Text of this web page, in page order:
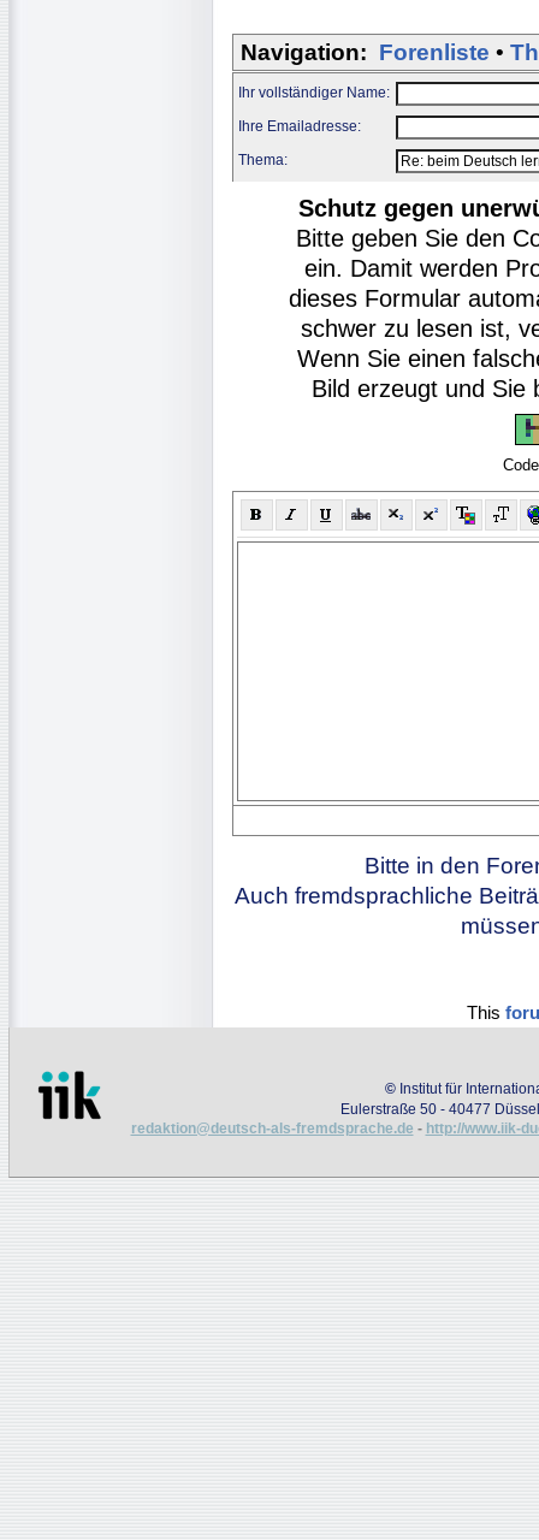
Navigation: Forenliste •
Ihr vollständiger Name:
Ihre Emailadresse:
Thema:
Schutz gegen
Bitte geben Sie den
ein. Damit werden
dieses Formular
schwer zu lesen ist,
Wenn Sie einen
Bild erzeugt und Sie
Bitte in den
Auch fremdsprachliche
This
© Institut für
Eulerstraße 50 - 40477
redaktion@deutsch-als-fremdsprache.de - http://www.iik-